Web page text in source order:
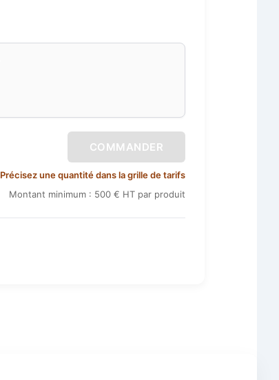
COMMANDER
Précisez une quantité dans la grille de tarifs
Montant minimum : 500 € HT par produit